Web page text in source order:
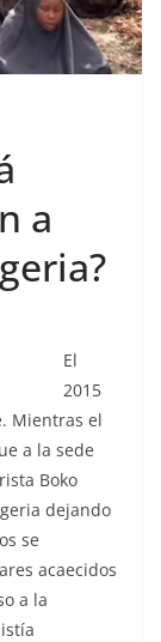
a
El
2015
Mientras el
a la sede
Boko
dejando
se
acaecidos
a la